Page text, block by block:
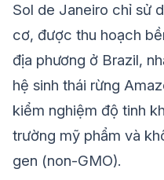
Sol de Janeiro chỉ sử
cơ, được thu hoạch
địa phương ở Brazil,
hệ sinh thái rừng
kiểm nghiệm độ tinh
trường mỹ phẩm và
gen (non-GMO).